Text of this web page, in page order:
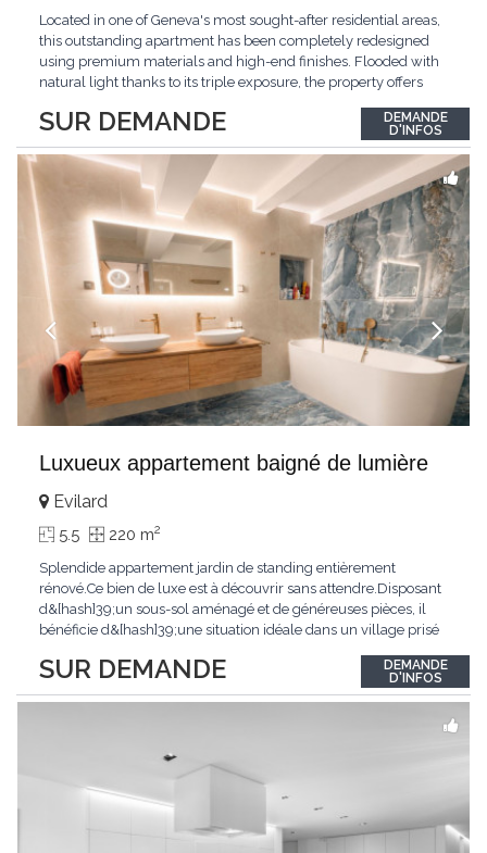
SUR DEMANDE
Located in one of Geneva's most sought-after residential areas,
this outstanding apartment has been completely redesigned
using premium materials and high-end finishes. Flooded with
natural light thanks to its triple exposure, the property offers
master suite, elegant reception areas, and a spacious terrace
overlooking a peaceful and green...
DEMANDE
D'INFOS
Luxueux appartement baigné de lumière
SUR DEMANDE
Evilard
5.5 220 m2
Splendide appartement jardin de standing entièrement
rénové.Ce bien de luxe est à découvrir sans attendre.Disposant
d&[hash]39;un sous-sol aménagé et de généreuses pièces, il
bénéficie d&[hash]39;une situation idéale dans un village prisé
luminosité hors du commun tout au long de la journée.Points
forts:4 grandes chambresUn...
DEMANDE
D'INFOS